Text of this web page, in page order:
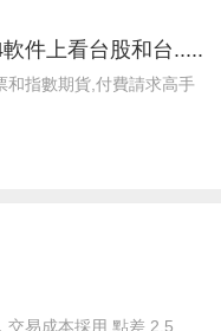
件上看台股和台.....
和指數期貨,付費請求高手
交易成本採用 點差 2.5